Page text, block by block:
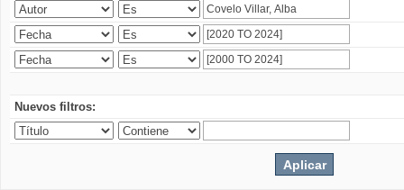
Nuevos filtros: